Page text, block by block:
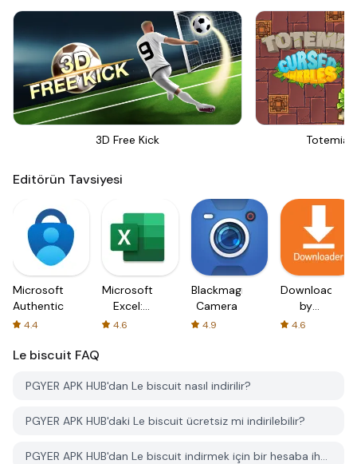
3D Free Kick Totemia
Editörün Tavsiyesi
Microsoft
Authenticator
4.4
Microsoft
Excel:
Spreadsheets
4.6
Blackmagic
Camera
4.9
Downloader
by
AFTVnews
4.6
Le biscuit FAQ
PGYER APK HUB'dan Le biscuit nasıl indirilir?
PGYER APK HUB'daki Le biscuit ücretsiz mi indirilebilir?
PGYER APK HUB'dan Le biscuit indirmek için bir hesaba ihtiyacım var mı?